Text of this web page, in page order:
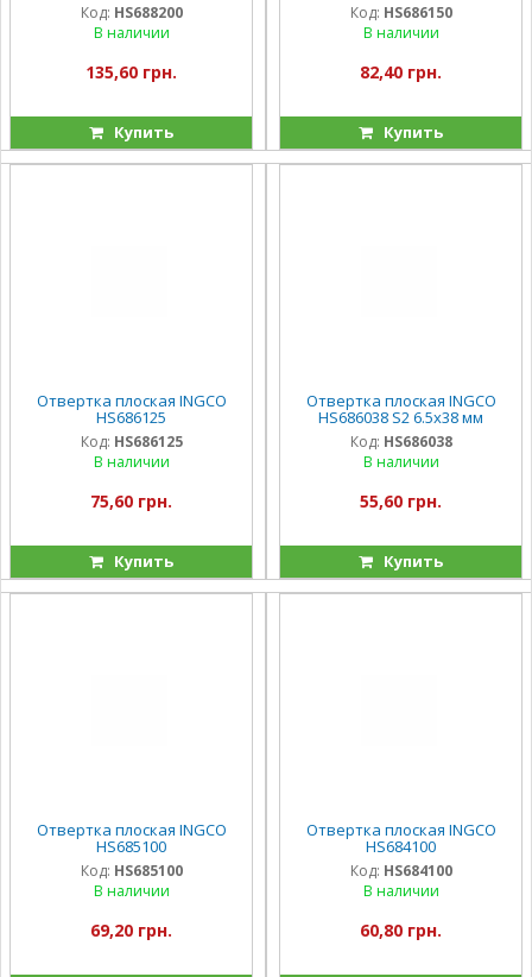
Код: HS688200
В наличии
135,60 грн.
Купить
Код: HS686150
В наличии
82,40 грн.
Купить
Отвертка плоская INGCO
HS686125
Код: HS686125
В наличии
75,60 грн.
Купить
Отвертка плоская INGCO
HS686038 S2 6.5х38 мм
Код: HS686038
В наличии
55,60 грн.
Купить
Отвертка плоская INGCO
HS685100
Код: HS685100
В наличии
69,20 грн.
Отвертка плоская INGCO
HS684100
Код: HS684100
В наличии
60,80 грн.